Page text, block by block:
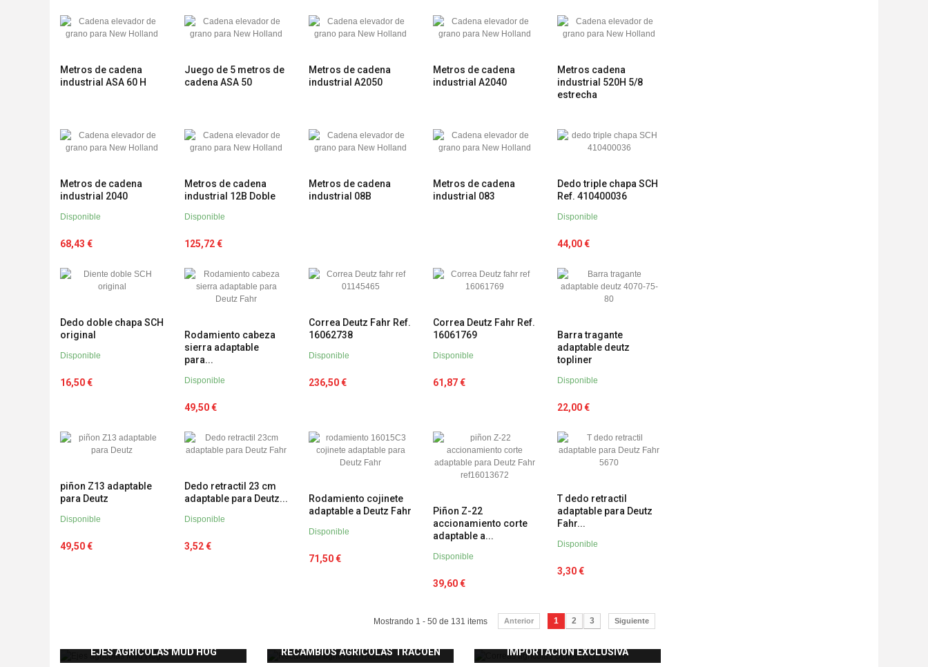
Metros de cadena
industrial ASA 60 H
Juego de 5 metros de
cadena ASA 50
Metros de cadena
industrial A2050
Metros de cadena
industrial A2040
Metros cadena
industrial 520H 5/8
estrecha
Metros de cadena
industrial 2040
Disponible
68,43 €
Metros de cadena
industrial 12B Doble
Disponible
125,72 €
Metros de cadena
industrial 08B
Metros de cadena
industrial 083
Dedo triple chapa SCH
Ref. 410400036
Disponible
44,00 €
Dedo doble chapa SCH
original
Disponible
16,50 €
Rodamiento cabeza
sierra adaptable
para...
Disponible
49,50 €
Correa Deutz Fahr Ref.
16062738
Disponible
236,50 €
Correa Deutz Fahr Ref.
16061769
Disponible
61,87 €
Barra tragante
adaptable deutz
topliner
Disponible
22,00 €
piñon Z13 adaptable
para Deutz
Disponible
49,50 €
Dedo retractil 23 cm
adaptable para Deutz...
Disponible
3,52 €
Rodamiento cojinete
adaptable a Deutz Fahr
Disponible
71,50 €
Piñon Z-22
accionamiento corte
adaptable a...
Disponible
39,60 €
T dedo retractil
adaptable para Deutz
Fahr...
Disponible
3,30 €
Anterior 1 2 3 Siguiente
Mostrando 1 - 50 de 131 items
EJES AGRÍCOLAS MUD HOG RECAMBIOS AGRÍCOLAS TRACOEN IMPORTACIÓN EXCLUSIVA